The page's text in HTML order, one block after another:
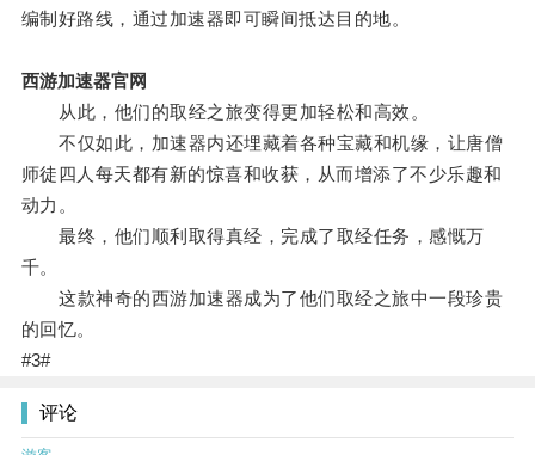
编制好路线，通过加速器即可瞬间抵达目的地。
西游加速器官网
从此，他们的取经之旅变得更加轻松和高效。
不仅如此，加速器内还埋藏着各种宝藏和机缘，让唐僧
师徒四人每天都有新的惊喜和收获，从而增添了不少乐趣和
动力。
最终，他们顺利取得真经，完成了取经任务，感慨万
千。
这款神奇的西游加速器成为了他们取经之旅中一段珍贵
的回忆。
#3#
评论